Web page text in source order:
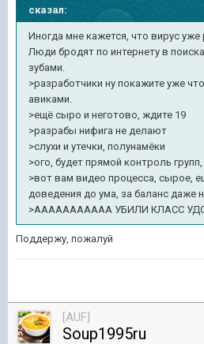
сказал:
Иногда мне кажется, что вирус уже
Люди бродят по интернету в
зубами.
>разработчики ну покажите уже
авиками.
>ещё сыро и неготово, ждите 19
>разрабы нифига не делают
>слухи и утечки, полунамёки
>ого, будет прямой контроль
>вот вам видео процесса, сырое,
доведения до ума, за баланс даже
>ААААААААААА УБИЛИ КЛАСС
Поддержу, пожалуй
[AUF]
Soup1995ru